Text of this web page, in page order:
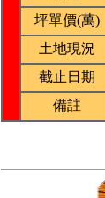
坪單價(萬)
土地現況
截止日期
備註